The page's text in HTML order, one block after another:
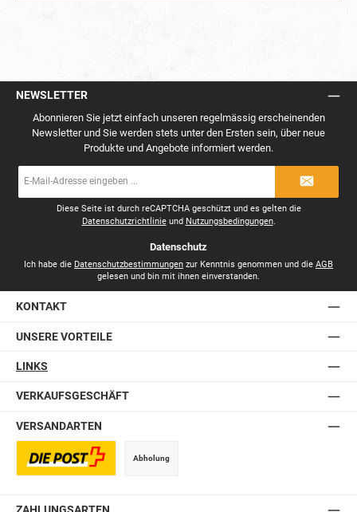
NEWSLETTER
Abonnieren Sie jetzt einfach unseren regelmässig erscheinenden
Newsletter und Sie werden stets unter den Ersten sein, über neue
Produkte und Angebote informiert werden.
Mail-
Diese Seite ist durch reCAPTCHA geschützt und es gelten die
Datenschutzrichtlinieund Nutzungsbedingungen.
Datenschutz
Ich habe die Datenschutzbestimmungen zur Kenntnis genommen und die AGB
gelesen und bin mit ihnen einverstanden.
KONTAKT
UNSERE VORTEILE
LINKS
VERKAUFSGESCHÄFT
VERSANDARTEN
Abholung